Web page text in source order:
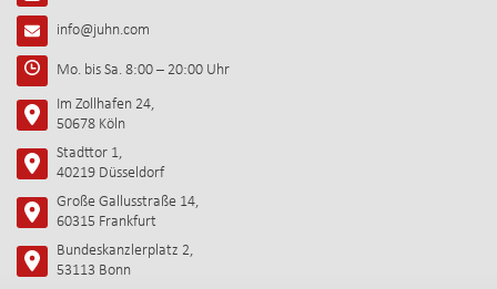
info@juhn.com
Mo. bis Sa. 8:00 – 20:00 Uhr
Im Zollhafen 24,
50678 Köln
Stadttor 1,
40219 Düsseldorf
Große Gallusstraße 14,
60315 Frankfurt
Bundeskanzlerplatz 2,
53113 Bonn